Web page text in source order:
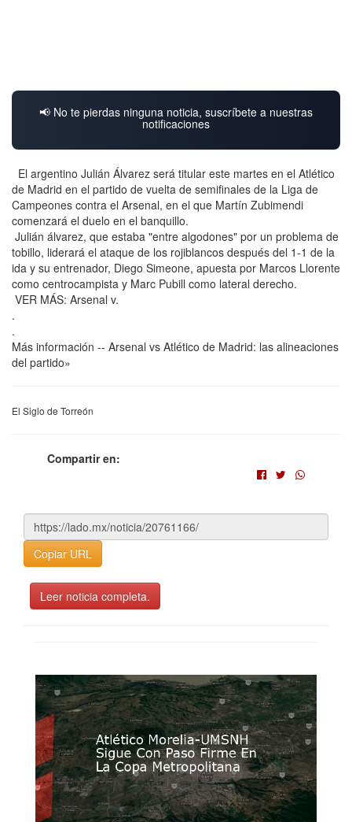
📢 No te pierdas ninguna noticia, suscríbete a nuestras
notificaciones
El argentino Julián Álvarez será titular este martes en el Atlético
de Madrid en el partido de vuelta de semifinales de la Liga de
Campeones contra el Arsenal, en el que Martín Zubimendi
comenzará el duelo en el banquillo.
Julián álvarez, que estaba "entre algodones" por un problema de
tobillo, liderará el ataque de los rojiblancos después del 1-1 de la
ida y su entrenador, Diego Simeone, apuesta por Marcos Llorente
como centrocampista y Marc Pubill como lateral derecho.
VER MÁS: Arsenal v.
.
.
Más información -- Arsenal vs Atlético de Madrid: las alineaciones
del partido»
El Siglo de Torreón
Compartir en:
Copiar URL
Leer noticia completa.